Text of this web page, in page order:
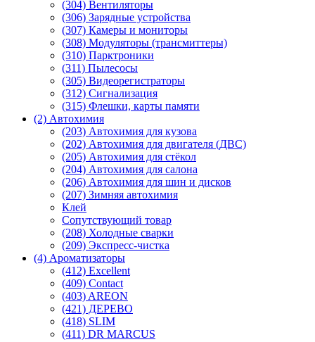
(304) Вентиляторы
(306) Зарядные устройства
(307) Камеры и мониторы
(308) Модуляторы (трансмиттеры)
(310) Парктроники
(311) Пылесосы
(305) Видеорегистраторы
(312) Сигнализация
(315) Флешки, карты памяти
(2) Автохимия
(203) Автохимия для кузова
(202) Автохимия для двигателя (ДВС)
(205) Автохимия для стёкол
(204) Автохимия для салона
(206) Автохимия для шин и дисков
(207) Зимняя автохимия
Клей
Сопутствующий товар
(208) Холодные сварки
(209) Экспреcс-чистка
(4) Ароматизаторы
(412) Excellent
(409) Contact
(403) AREON
(421) ДЕРЕВО
(418) SLIM
(411) DR MARCUS